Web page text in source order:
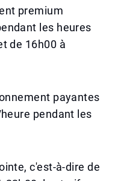
premium
les heures
de 16h00 à
payantes
pendant les
c'est-à-dire de